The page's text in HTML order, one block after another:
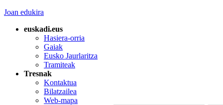
Joan edukira
euskadi.eus
Hasiera-orria
Gaiak
Eusko Jaurlaritza
Tramiteak
Tresnak
Kontaktua
Bilatzailea
Web-mapa